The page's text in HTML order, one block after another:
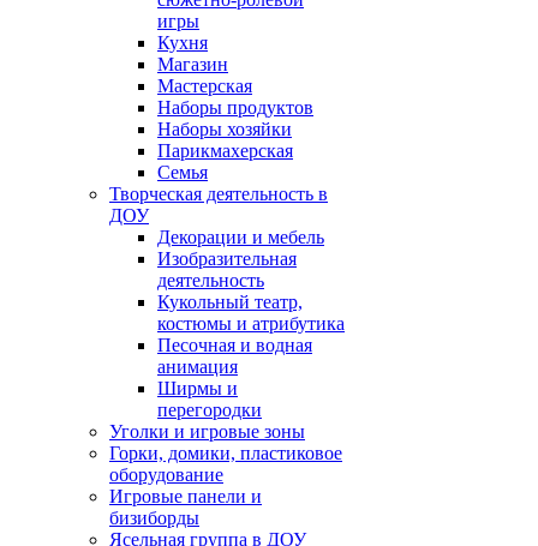
игры
Кухня
Магазин
Мастерская
Наборы продуктов
Наборы хозяйки
Парикмахерская
Семья
Творческая деятельность в
ДОУ
Декорации и мебель
Изобразительная
деятельность
Кукольный театр,
костюмы и атрибутика
Песочная и водная
анимация
Ширмы и
перегородки
Уголки и игровые зоны
Горки, домики, пластиковое
оборудование
Игровые панели и
бизиборды
Ясельная группа в ДОУ